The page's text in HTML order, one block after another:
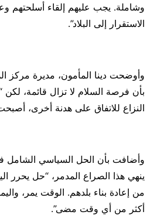
وشاملة. يجب عليهم إلقاء أسلحتهم
الاستقرار إلى البلاد”.
وأوضحت دينا المأمون، مديرة مركز
بأن فرصة السلام لا تزال قائمة،
النزاع للاتفاق على هدنة أخرى،
وأضافت بأن الحل السياسي الشامل
ينهي هذا الصراع المدمر، “حل يحرر
من إعادة بناء بلدهم. الوقت يمر،
أكثر من أي وقت مضى”.